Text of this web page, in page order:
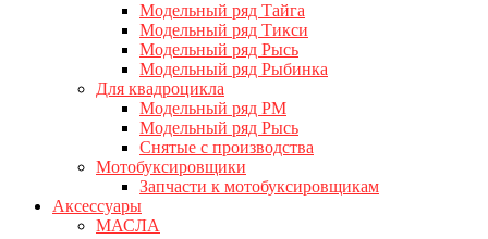
Модельный ряд Тайга
Модельный ряд Тикси
Модельный ряд Рысь
Модельный ряд Рыбинка
Для квадроцикла
Модельный ряд РМ
Модельный ряд Рысь
Снятые с производства
Мотобуксировщики
Запчасти к мотобуксировщикам
Аксессуары
МАСЛА